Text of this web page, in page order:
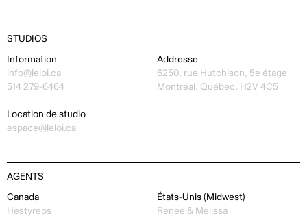
STUDIOS
Information
info@leloi.ca
514 279-6464
Location de studio
espace@leloi.ca
Addresse
6250, rue Hutchison, 5e étage
Montréal, Québec, H2V 4C5
AGENTS
Canada
Hestyreps
États-Unis (Midwest)
Renee & Melissa